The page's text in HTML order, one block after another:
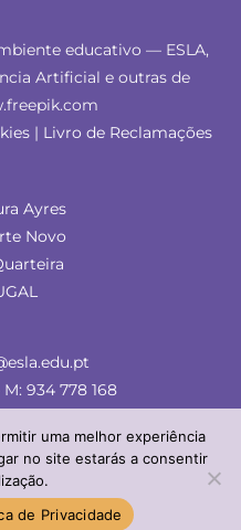
educativo — ESLA,
Artificial e outras de
| Livro de Reclamações
Ayres
Novo
934 778 168
& imagem
uma melhor experiência
no site estarás a consentir
de Privacidade